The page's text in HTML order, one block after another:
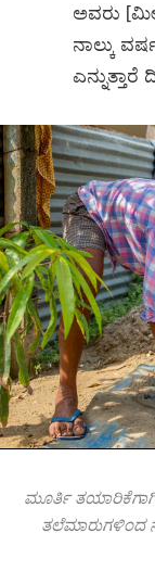
ಅವರು
ನಾಲ್ಕು
ಎನ್ನುತ್ತಾರೆ
ಮೂರ್ತಿ ತಯಾರಿಕೆಗಾಗಿ
ತಲೆಮಾರುಗಳಿಂದ